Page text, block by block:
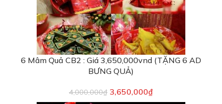
6 Mâm Quả CB2 : Giá 3,650,000vnd (TẶNG 6 AD
BƯNG QUẢ)
4,000,000₫ 3,650,000₫